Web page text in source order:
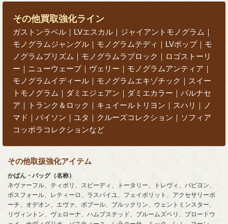
その他買取強化ライン
ガストンラベル｜LVエスカル｜ジャイアントモノグラム｜
モノグラムジャングル｜モノグラムテディ｜LVポップ｜モ
ノグラムプリズム｜モノグラムラブロック｜ロゴストーリ
ー｜ニューウェーブ｜ヴェリー｜モノグラムアンティア｜
モノグラムイディール｜モノグラムエキゾチック｜スイー
トモノグラム｜ダミエジェアン｜ダミエカラー｜パルナセ
ア｜トランク＆ロック｜キュイールトリヨン｜スハリ｜ノ
マド｜パイソン｜ユタ｜クルーズコレクション｜ソフィア
コッポラコレクションなど
その他取扱強化アイテム
かばん・バッグ（名称）
ネヴァーフル、ティボリ、スピーディ、トータリー、トレヴィ、パピヨン、
ボスフォール、レティーロ、ラスパイユ、フェイボリット、アクセサリーポ
ーチ、オデオン、エヴァ、ボブール、ブルックリン、ウェントミンスター、
リヴィントン、ヴェローナ、ハムプステッド、ブルームズベリ、ブロードウ